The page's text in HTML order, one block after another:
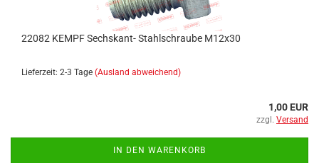
22082 KEMPF Sechskant- Stahlschraube M12x30
Lieferzeit: 2-3 Tage (Ausland abweichend)
1,00 EUR
zzgl. Versand
IN DEN WARENKORB